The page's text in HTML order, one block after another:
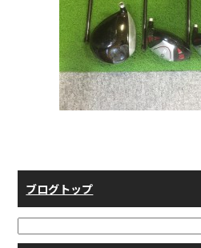
ブログトップ